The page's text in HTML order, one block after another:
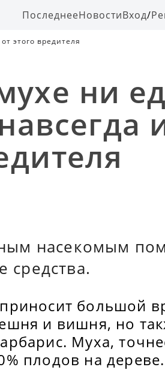
ПоследнееНовостиВход/
этого вредителя
ни
насекомым
средства.
большой
и вишня, но
Муха,
плодов на дереве.